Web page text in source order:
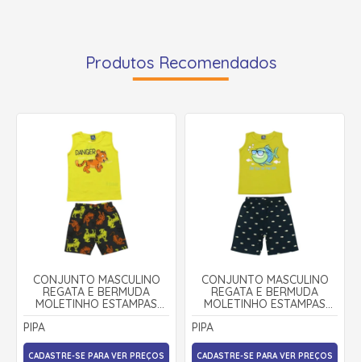
Produtos Recomendados
CONJUNTO MASCULINO
REGATA E BERMUDA
MOLETINHO ESTAMPAS
SORTIDAS 9000888 - PIPA
PIPA
CADASTRE-SE PARA VER PREÇOS
CONJUNTO MASCULINO
REGATA E BERMUDA
MOLETINHO ESTAMPAS
SORTIDAS 9000922 - PIPA
PIPA
CADASTRE-SE PARA VER PREÇOS